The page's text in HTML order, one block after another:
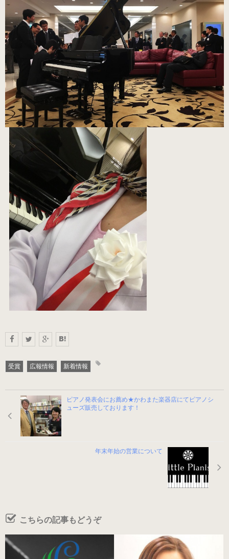
（22.0～25.5cm）
パールシルバー
（22.0～25.5cm）
プロ用（ヒール高7.5cm）
オーロラブラック婦人用
（22.0～25.5cm）
キラ・シルバー婦人用
（22.0～25.5cm）
紳士用
（ヒールアップ3.5cm高）
男女兼用（ヒール高2cm）
色から選ぶ
ブラック系
ゴールド・シルバー系
ヒールの高さから選ぶ
ヒールの高いピアノシューズ
婦人用のピアノシューズ
男女兼用のピアノシューズ
受賞 広報情報 新着情報
ピアノ発表会にお薦め★かわまた楽器店にてピアノシ
ューズ販売しております！
年末年始の営業について
こちらの記事もどうぞ